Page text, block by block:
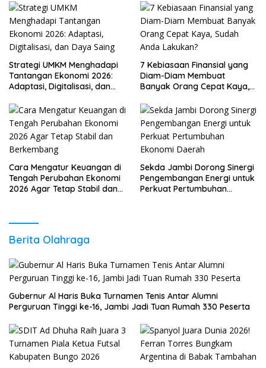
Strategi UMKM Menghadapi
Tantangan Ekonomi 2026:
Adaptasi, Digitalisasi, dan
7 Kebiasaan Finansial yang
Diam-Diam Membuat
Banyak Orang Cepat Kaya,
Cara Mengatur Keuangan di
Tengah Perubahan Ekonomi
2026 Agar Tetap Stabil dan
Sekda Jambi Dorong Sinergi
Pengembangan Energi untuk
Perkuat Pertumbuhan
Berita Olahraga
Gubernur Al Haris Buka Turnamen Tenis Antar Alumni
Perguruan Tinggi ke-16, Jambi Jadi Tuan Rumah 330 Peserta